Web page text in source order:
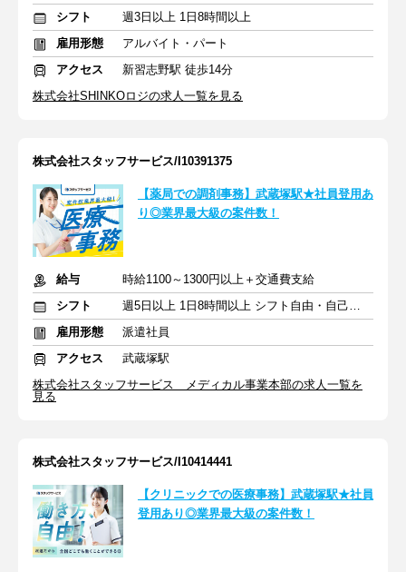
シフト
週3日以上 1日8時間以上
雇用形態
アルバイト・パート
アクセス
新習志野駅 徒歩14分
株式会社SHINKOロジの求人一覧を見る
株式会社スタッフサービス/I10391375
【薬局での調剤事務】武蔵塚駅★社員登用あ
り◎業界最大級の案件数！
給与
時給1100～1300円以上＋交通費支給
シフト
週5日以上 1日8時間以上 シフト自由・自己申告
雇用形態
派遣社員
アクセス
武蔵塚駅
株式会社スタッフサービス メディカル事業本部の求人一覧を
見る
株式会社スタッフサービス/I10414441
【クリニックでの医療事務】武蔵塚駅★社員
登用あり◎業界最大級の案件数！